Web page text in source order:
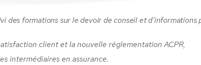
des formations sur le devoir de conseil et
client et la nouvelle réglementation ACPR,
intermédiaires en assurance.